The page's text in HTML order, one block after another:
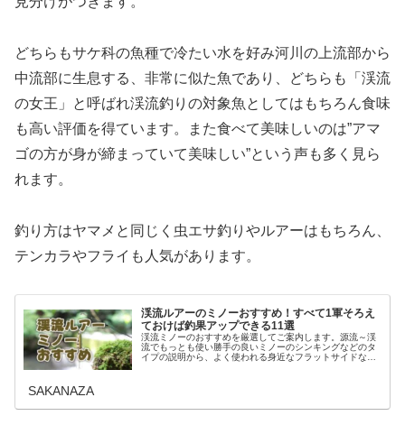
どちらもサケ科の魚種で冷たい水を好み河川の上流部から
中流部に生息する、非常に似た魚であり、どちらも「渓流
の女王」と呼ばれ渓流釣りの対象魚としてはもちろん食味
も高い評価を得ています。また食べて美味しいのは”アマ
ゴの方が身が締まっていて美味しい”という声も多く見ら
れます。
釣り方はヤマメと同じく虫エサ釣りやルアーはもちろん、
テンカラやフライも人気があります。
渓流ルアーのミノーおすすめ！すべて1軍そろえ
ておけば釣果アップできる11選
渓流ミノーのおすすめを厳選してご案内します。源流～渓
流でもっとも使い勝手の良いミノーのシンキングなどのタ
イプの説明から、よく使われる身近なフラットサイドなど
SAKANAZA